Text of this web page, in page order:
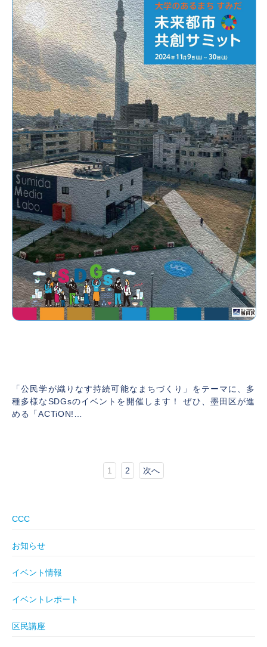
「公民学が織りなす持続可能なまちづくり」をテーマに、多
種多様なSDGsのイベントを開催します！ ぜひ、墨田区が進
める「ACTiON!…
1 2 次へ
CCC
お知らせ
イベント情報
イベントレポート
区民講座